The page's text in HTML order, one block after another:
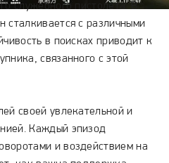
служебного пистолета. В
сталкивается с различными
в поисках приводит к
связанного с этой
своей увлекательной и
Каждый эпизод
и воздействием на